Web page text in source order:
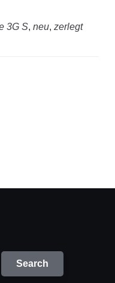
3G S, neu, zerlegt